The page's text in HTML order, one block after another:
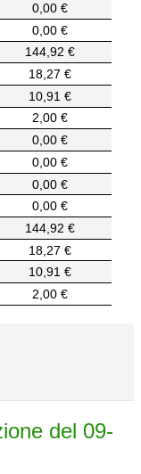
0,00 €
0,00 €
144,92 €
18,27 €
10,91 €
2,00 €
0,00 €
0,00 €
0,00 €
0,00 €
144,92 €
18,27 €
10,91 €
2,00 €
del 09-